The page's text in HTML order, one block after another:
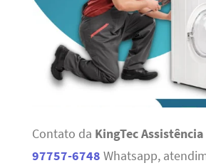
Contato da KingTec Assistência
97757-6748 Whatsapp,